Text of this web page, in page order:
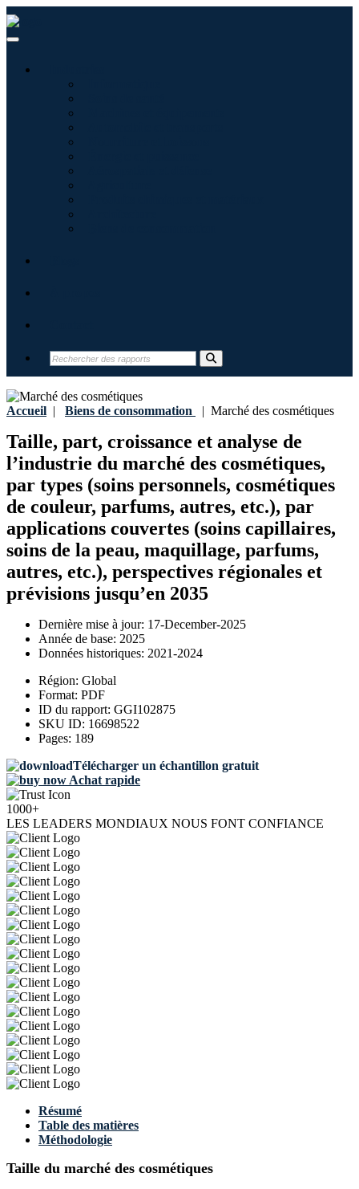
Accueil | Biens de consommation | Marché des cosmétiques
Taille, part, croissance et analyse de
l’industrie du marché des cosmétiques,
par types (soins personnels, cosmétiques
de couleur, parfums, autres, etc.), par
applications couvertes (soins capillaires,
soins de la peau, maquillage, parfums,
autres, etc.), perspectives régionales et
prévisions jusqu’en 2035
Dernière mise à jour: 17-December-2025
Année de base: 2025
Données historiques: 2021-2024
Région: Global
Format: PDF
ID du rapport: GGI102875
SKU ID: 16698522
Pages: 189
Télécharger un échantillon gratuit
Achat rapide
1000+
LES LEADERS MONDIAUX NOUS FONT CONFIANCE
Résumé
Table des matières
Méthodologie
Taille du marché des cosmétiques